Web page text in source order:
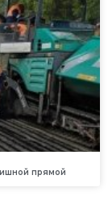
прямой